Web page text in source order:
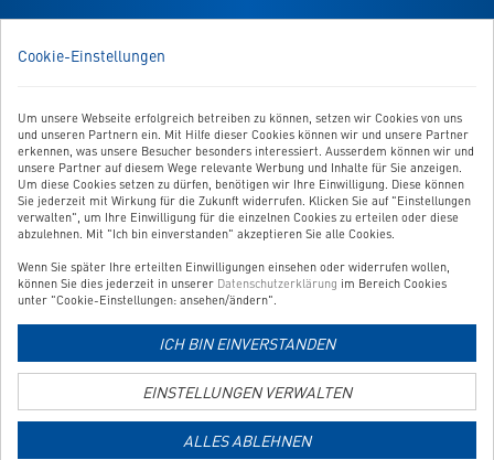
Cookie-Einstellungen
Um unsere Webseite erfolgreich betreiben zu können, setzen wir Cookies von uns
und unseren Partnern ein. Mit Hilfe dieser Cookies können wir und unsere Partner
erkennen, was unsere Besucher besonders interessiert. Ausserdem können wir und
unsere Partner auf diesem Wege relevante Werbung und Inhalte für Sie anzeigen.
Um diese Cookies setzen zu dürfen, benötigen wir Ihre Einwilligung. Diese können
Sie jederzeit mit Wirkung für die Zukunft widerrufen. Klicken Sie auf "Einstellungen
verwalten", um Ihre Einwilligung für die einzelnen Cookies zu erteilen oder diese
abzulehnen. Mit "Ich bin einverstanden" akzeptieren Sie alle Cookies.
Wenn Sie später Ihre erteilten Einwilligungen einsehen oder widerrufen wollen,
können Sie dies jederzeit in unserer Datenschutzerklärung im Bereich Cookies
unter "Cookie-Einstellungen: ansehen/ändern".
ICH BIN EINVERSTANDEN
EINSTELLUNGEN VERWALTEN
ALLES ABLEHNEN
UNSER SERVICE
UNSERE TOP-KATEGORIEN
GEPRÜFTE QUALITÄT
Link
zur
Zahlungsarten-
Link
zur
Versandkosten-
Informationsseite
Copyright © 2026 Shoplösung vonWebsale AG| Alle Preise verstehen sich